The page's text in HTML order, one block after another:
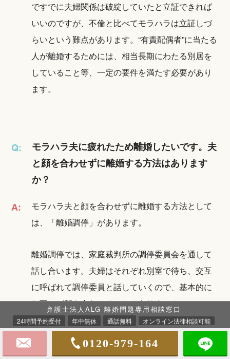
ですでに夫婦関係は破綻していたと立証できれば
いいのですが、不倫と比べてモラハラは立証しづ
らいという難点があります。“有責配偶者”に当たる
人が離婚するためには、相当長期にわたる別居を
していること等、一定の要件を満たす必要があり
ます。
Q:
モラハラ夫に疲れたため離婚したいです。夫
と顔を合わせずに離婚する方法はあります
か？
A:
モラハラ夫と顔を合わせずに離婚する方法として
は、「離婚調停」があります。
離婚調停では、家庭裁判所の調停委員会を通して
話し合います。夫婦はそれぞれ別室で待ち、交互
に呼ばれて調停委員と話していくので、基本的に
お互いが顔を合わせることはありません。
裁判所の中や近くで偶然会ってしまう可能性はあ
りますが、裁判所に相談すれば、待合室を別の階
弁護士法人ALG 離婚問題専用相談窓口
24時間予約受付 年中無休 通話無料 オンライン法律相談可能
0120-979-164